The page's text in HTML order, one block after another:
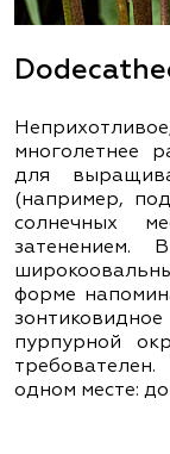
многолетнее
для
(например,
солнечных
затенением.
форме
пурпурной
одном месте: до